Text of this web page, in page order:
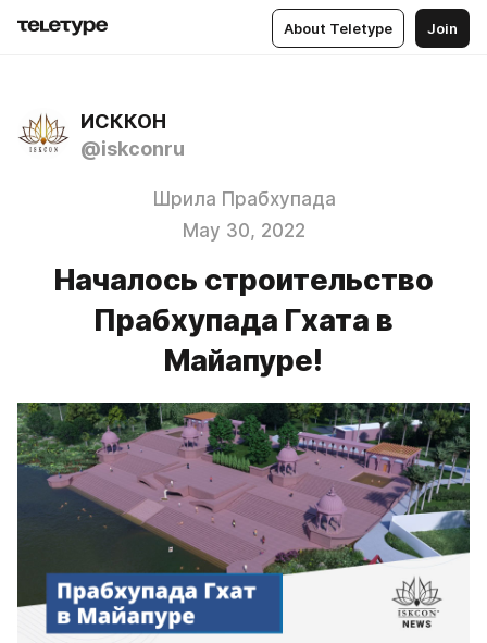
About Teletype Join
ИСККОН
@iskconru
Шрила Прабхупада
May 30, 2022
Началось строительство
Прабхупада Гхата в
Майапуре!